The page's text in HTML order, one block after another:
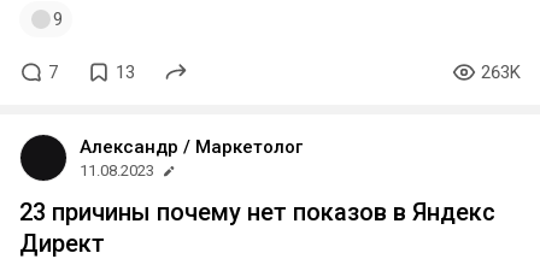
9
7 13 263K
Александр / Маркетолог
11.08.2023
23 причины почему нет показов в Яндекс
Директ